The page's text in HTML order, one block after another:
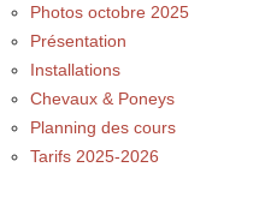
Photos octobre 2025
Présentation
Installations
Chevaux & Poneys
Planning des cours
Tarifs 2025-2026